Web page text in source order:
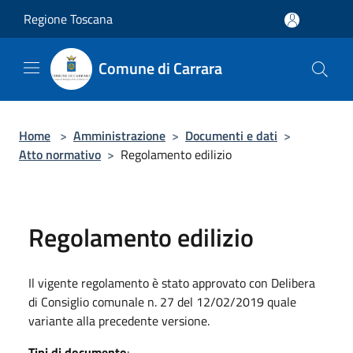
Regione Toscana
Comune di Carrara
Home > Amministrazione > Documenti e dati >
Atto normativo > Regolamento edilizio
Regolamento edilizio
Il vigente regolamento è stato approvato con Delibera
di Consiglio comunale n. 27 del 12/02/2019 quale
variante alla precedente versione.